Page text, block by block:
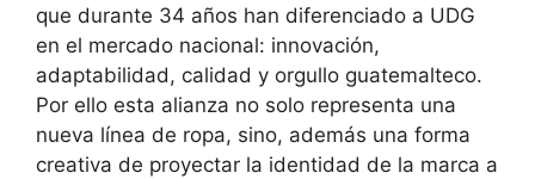
que durante 34 años han diferenciado a UDG
en el mercado nacional: innovación,
adaptabilidad, calidad y orgullo guatemalteco.
Por ello esta alianza no solo representa una
nueva línea de ropa, sino, además una forma
creativa de proyectar la identidad de la marca a